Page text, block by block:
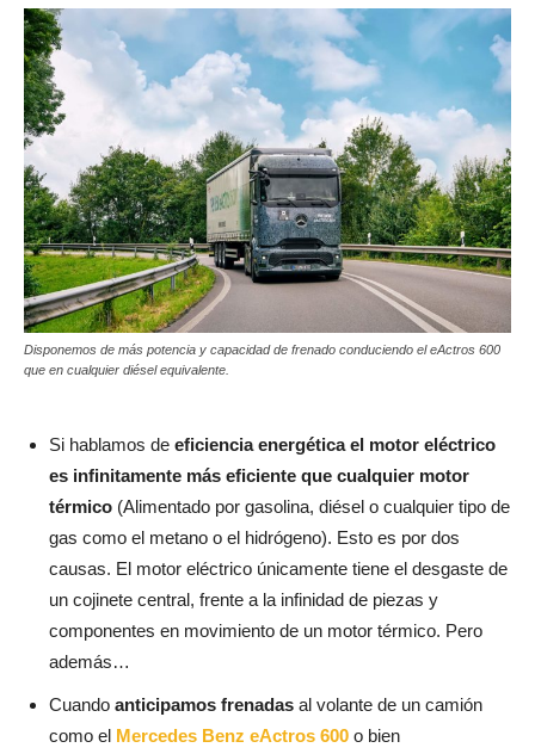
Disponemos de más potencia y capacidad de frenado conduciendo el eActros 600
que en cualquier diésel equivalente.
Si hablamos de eficiencia energética el motor eléctrico
es infinitamente más eficiente que cualquier motor
térmico (Alimentado por gasolina, diésel o cualquier tipo de
gas como el metano o el hidrógeno). Esto es por dos
causas. El motor eléctrico únicamente tiene el desgaste de
un cojinete central, frente a la infinidad de piezas y
componentes en movimiento de un motor térmico. Pero
además…
Cuando anticipamos frenadas al volante de un camión
como el Mercedes Benz eActros 600 o bien